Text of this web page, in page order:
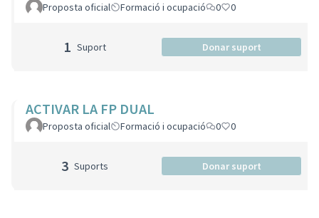
Proposta oficial Formació i ocupació 0 0
1 Suport Donar suport
ACTIVAR LA FP DUAL
Proposta oficial Formació i ocupació 0 0
3 Suports Donar suport